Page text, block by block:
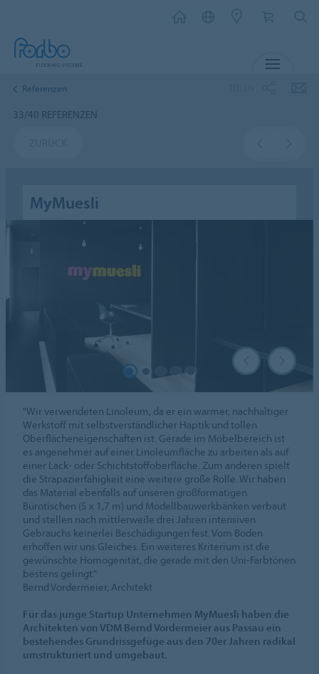
Referenzen
33/40 REFERENZEN
MyMuesli
"Wir verwendeten Linoleum, da er ein warmer, nachhaltiger
Werkstoff mit selbstverständlicher Haptik und tollen
Oberflächeneigenschaften ist. Gerade im Möbelbereich ist
es angenehmer auf einer Linoleumfläche zu arbeiten als auf
einer Lack- oder Schichtstoffoberfläche. Zum anderen spielt
die Strapazierfähigkeit eine weitere große Rolle. Wir haben
das Material ebenfalls auf unseren großformatigen
Bürotischen (5 x 1,7 m) und Modellbauwerkbänken verbaut
und stellen nach mittlerweile drei Jahren intensiven
Gebrauchs keinerlei Beschädigungen fest. Vom Boden
erhoffen wir uns Gleiches. Ein weiteres Kriterium ist die
gewünschte Homogenität, die gerade mit den Uni-Farbtönen
bestens gelingt."
Bernd Vordermeier, Architekt
Für das junge Startup Unternehmen MyMuesli haben die
Architekten von VDM Bernd Vordermeier aus Passau ein
bestehendes Grundrissgefüge aus den 70er Jahren radikal
umstrukturiert und umgebaut.